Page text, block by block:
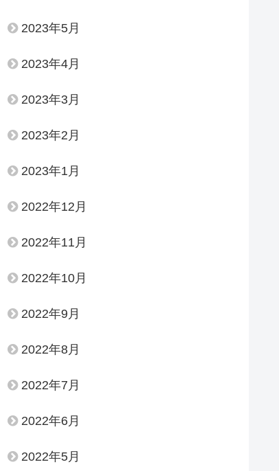
2023年5月
2023年4月
2023年3月
2023年2月
2023年1月
2022年12月
2022年11月
2022年10月
2022年9月
2022年8月
2022年7月
2022年6月
2022年5月